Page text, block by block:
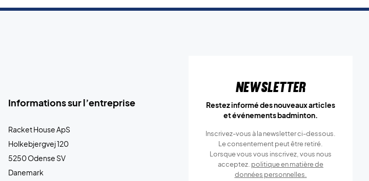
Informations sur l’entreprise
Racket House ApS
Holkebjergvej 120
5250 Odense SV
Danemark
Newsletter
Restez informé des nouveaux articles
et événements badminton.
Inscrivez-vous à la newsletter ci-dessous.
Le consentement peut être retiré.
Lorsque vous vous inscrivez, vous nous
acceptez. politique en matière de
données personnelles.